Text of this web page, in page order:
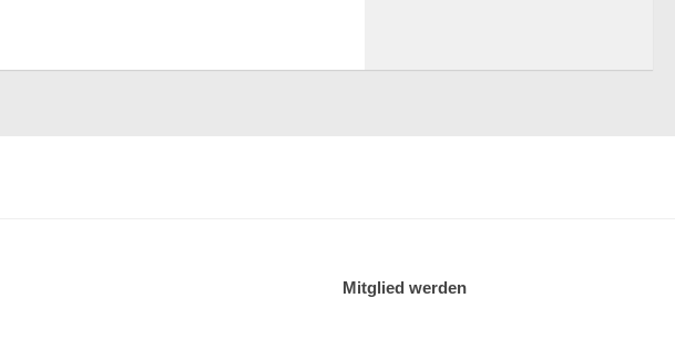
Mitglied werden